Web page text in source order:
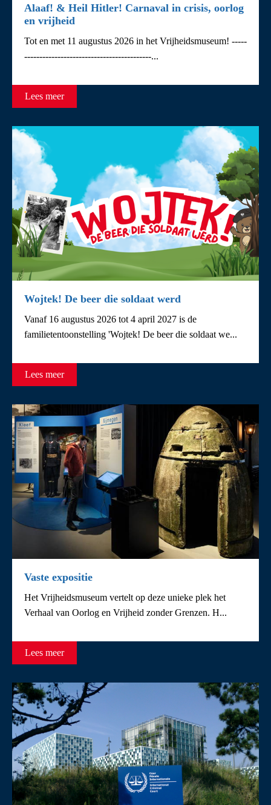
Alaaf! & Heil Hitler! Carnaval in crisis, oorlog
en vrijheid
Tot en met 11 augustus 2026 in het Vrijheidsmuseum! -----
------------------------------------------...
Lees meer
Wojtek! De beer die soldaat werd
Vanaf 16 augustus 2026 tot 4 april 2027 is de
familietentoonstelling 'Wojtek! De beer die soldaat we...
Lees meer
Vaste expositie
Het Vrijheidsmuseum vertelt op deze unieke plek het
Verhaal van Oorlog en Vrijheid zonder Grenzen. H...
Lees meer